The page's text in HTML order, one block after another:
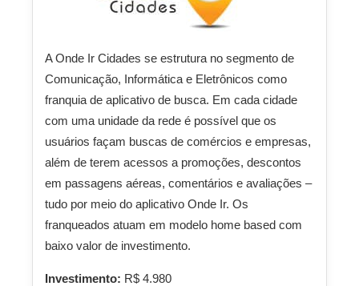
A Onde Ir Cidades se estrutura no segmento de
Comunicação, Informática e Eletrônicos como
franquia de aplicativo de busca. Em cada cidade
com uma unidade da rede é possível que os
usuários façam buscas de comércios e empresas,
além de terem acessos a promoções, descontos
em passagens aéreas, comentários e avaliações –
tudo por meio do aplicativo Onde Ir. Os
franqueados atuam em modelo home based com
baixo valor de investimento.
Investimento: R$ 4.980